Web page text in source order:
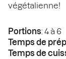
végétalienne!
Portions: 4 à 6
Temps de
Temps de